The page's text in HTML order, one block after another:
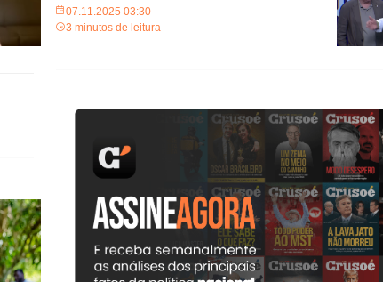
07.11.2025 03:30
3 minutos de leitura